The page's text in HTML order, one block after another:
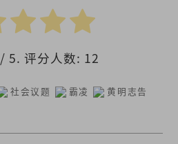
/ 5. 评分人数: 12
社会议题 霸凌
黄明志告